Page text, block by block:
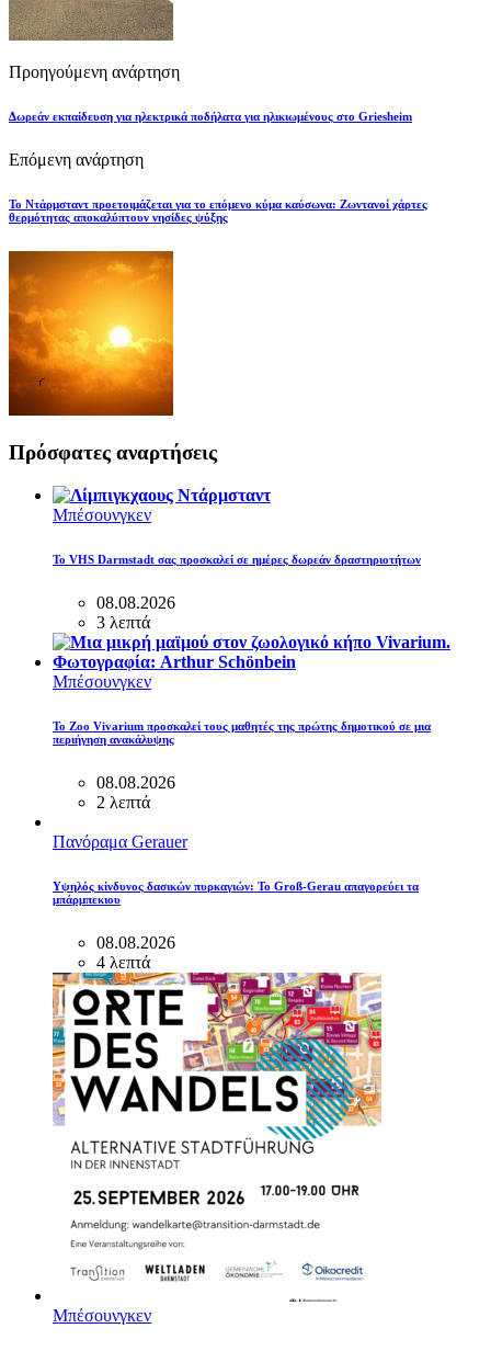
Προηγούμενη ανάρτηση
Δωρεάν εκπαίδευση για ηλεκτρικά ποδήλατα για ηλικιωμένους στο Griesheim
Επόμενη ανάρτηση
Το Ντάρμσταντ προετοιμάζεται για το επόμενο κύμα καύσωνα: Ζωντανοί χάρτες
θερμότητας αποκαλύπτουν νησίδες ψύξης
Πρόσφατες αναρτήσεις
Μπέσουνγκεν
Το VHS Darmstadt σας προσκαλεί σε ημέρες δωρεάν δραστηριοτήτων
08.08.2026
3 λεπτά
Μπέσουνγκεν
Το Zoo Vivarium προσκαλεί τους μαθητές της πρώτης δημοτικού σε μια
περιήγηση ανακάλυψης
08.08.2026
2 λεπτά
Πανόραμα Gerauer
Υψηλός κίνδυνος δασικών πυρκαγιών: Το Groß-Gerau απαγορεύει τα
μπάρμπεκιου
08.08.2026
4 λεπτά
Μπέσουνγκεν